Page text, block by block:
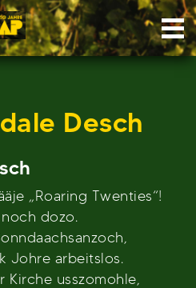
Desch
„Roaring Twenties“!
dozo.
Johre arbeitslos.
Kirche usszomohle,